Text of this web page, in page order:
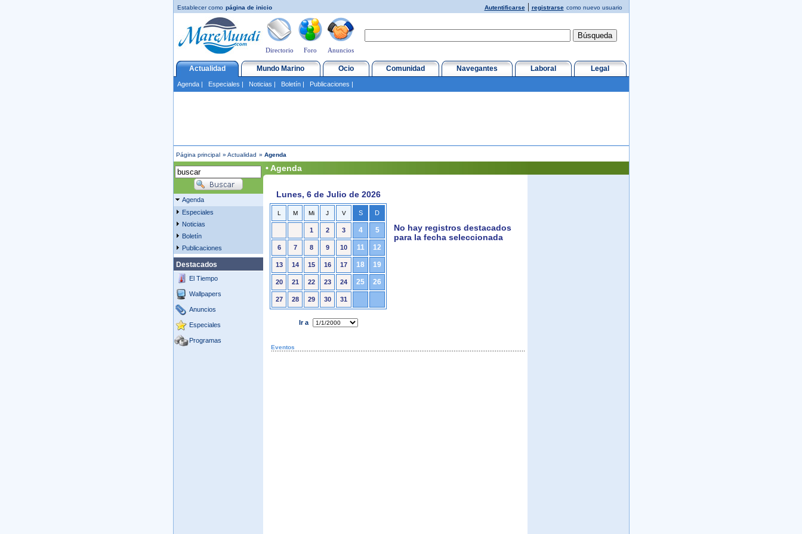
Establecer como página de inicio Autentificarse| registrarse como nuevo usuario
Directorio Foro Anuncios
Actualidad Mundo Marino Ocio Comunidad Navegantes Laboral Legal
Agenda| Especiales | Noticias | Boletín| Publicaciones |
Página principal » Actualidad » Agenda
Agenda
Especiales
Noticias
Boletín
Publicaciones
Destacados
El Tiempo
Wallpapers
Anuncios
Especiales
Programas
• Agenda
Lunes, 6 de Julio de 2026
No hay registros destacados
para la fecha seleccionada
L M Mi J V S D
1 2 3 4 5
6 7 8 9 10 11 12
13 14 15 16 17 18 19
20 21 22 23 24 25 26
27 28 29 30 31
Ir a
Eventos